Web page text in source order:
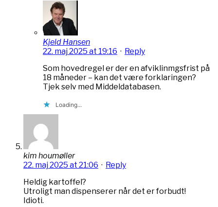
Kjeld Hansen
22. maj 2025 at 19:16 · Reply
Som hovedregel er der en afviklinmgsfrist på
18 måneder – kan det være forklaringen?
Tjek selv med Middeldatabasen.
Loading...
kim houmøller
22. maj 2025 at 21:06 · Reply
Heldig kartoffel?
Utroligt man dispenserer når det er forbudt!
Idioti.